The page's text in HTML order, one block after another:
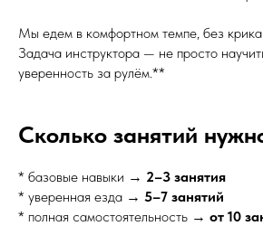
Мы едем в комфортном темпе, без
Задача инструктора — не просто
уверенность за рулём.**
Сколько занятий
* базовые навыки → 2–3 занятия
* уверенная езда → 5–7 занятий
* полная самостоятельность → от 10